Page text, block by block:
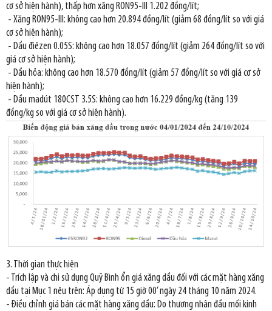
cơ sở hiện hành), thấp hơn xăng RON95-III 1.202 đồng/lít;
- Xăng RON95-III: không cao hơn 20.894 đồng/lít (giảm 68 đồng/lít so với giá
cơ sở hiện hành);
- Dầu điêzen 0.05S: không cao hơn 18.057 đồng/lít (giảm 264 đồng/lít so với
giá cơ sở hiện hành);
- Dầu hỏa: không cao hơn 18.570 đồng/lít (giảm 57 đồng/lít so với giá cơ sở
hiện hành);
- Dầu madút 180CST 3.5S: không cao hơn 16.229 đồng/kg (tăng 139
đồng/kg so với giá cơ sở hiện hành).
3. Thời gian thực hiện
- Trích lập và chi sử dụng Quỹ Bình ổn giá xăng dầu đối với các mặt hàng xăng
dầu tại Mục 1 nêu trên: Áp dụng từ 15 giờ 00’ ngày 24 tháng 10 năm 2024.
- Điều chỉnh giá bán các mặt hàng xăng dầu: Do thương nhân đầu mối kinh